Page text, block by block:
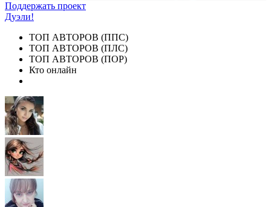
Поддержать проект
Дуэли!
ТОП АВТОРОВ (ППС)
ТОП АВТОРОВ (ПЛС)
ТОП АВТОРОВ (ПОР)
Кто онлайн